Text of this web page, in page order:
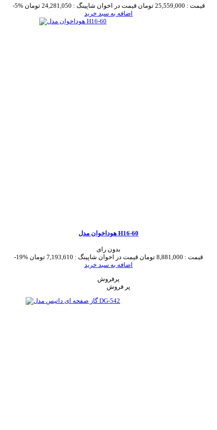
-5% قیمت : 25,559,000 تومان قیمت در اخوان شاپینگ : 24,281,050 تومان
اضافه به سبد خرید
هوداخوان مدل H16-60
بدون رای
-19%
قیمت : 8,881,000 تومان قیمت در اخوان شاپینگ : 7,193,610 تومان
اضافه به سبد خرید
پرفروش